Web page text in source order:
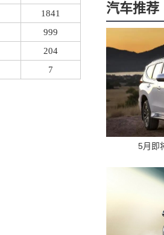
1841
999
204
7
汽车推荐
5月即